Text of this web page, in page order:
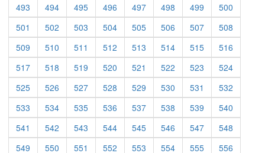
493
494 495 496 497 498 499
500
501
502 503 504 505 506 507
508
509
510 511 512 513 514 515
516
517
518 519 520 521 522 523
524
525
526 527 528 529 530 531
532
533
534 535 536 537 538 539
540
541
542 543 544 545 546 547
548
549
550 551 552 553 554 555 556